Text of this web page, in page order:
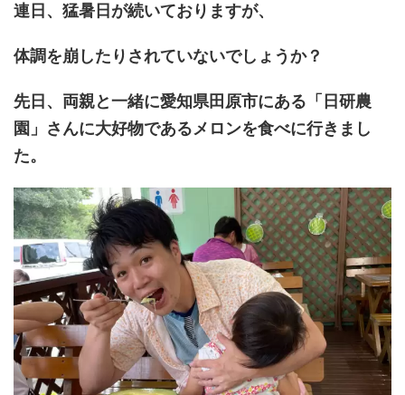
連日、猛暑日が続いておりますが、
体調を崩したりされていないでしょうか？
先日、両親と一緒に愛知県田原市にある「日研農
園」さんに大好物であるメロンを食べに行きまし
た。